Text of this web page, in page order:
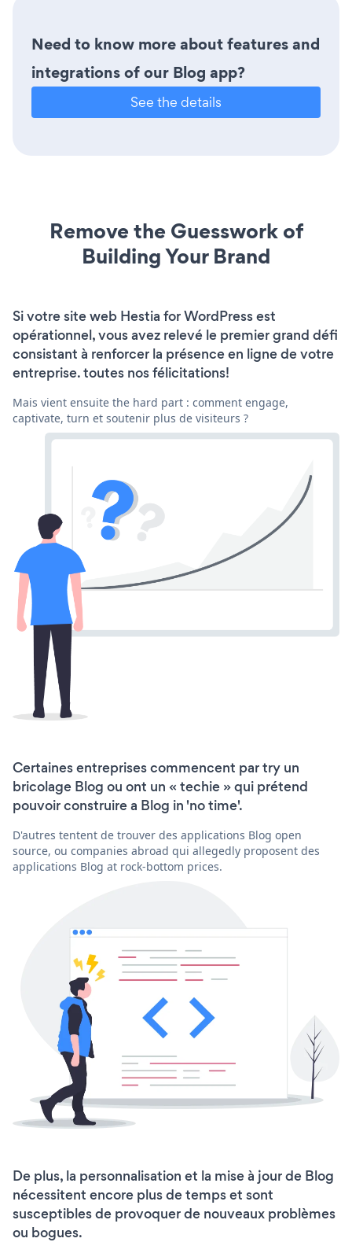
Need to know more about features and
integrations of our Blog app?
See the details
Remove the Guesswork of
Building Your Brand
Si votre site web Hestia for WordPress est
opérationnel, vous avez relevé le premier grand défi
consistant à renforcer la présence en ligne de votre
entreprise. toutes nos félicitations!
Mais vient ensuite the hard part : comment engage,
captivate, turn et soutenir plus de visiteurs ?
Certaines entreprises commencent par try un
bricolage Blog ou ont un « techie » qui prétend
pouvoir construire a Blog in 'no time'.
D'autres tentent de trouver des applications Blog open
source, ou companies abroad qui allegedly proposent des
applications Blog at rock-bottom prices.
De plus, la personnalisation et la mise à jour de Blog
nécessitent encore plus de temps et sont
susceptibles de provoquer de nouveaux problèmes
ou bogues.